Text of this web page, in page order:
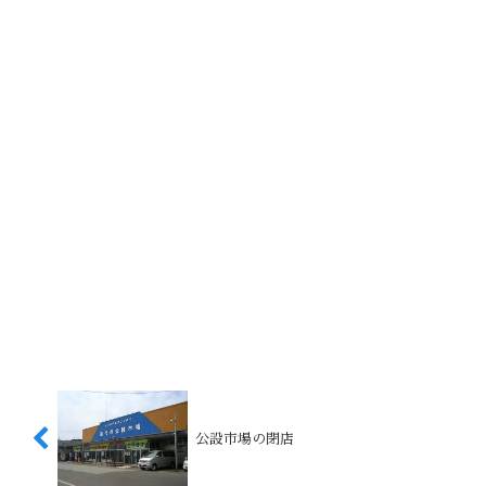
公設市場の閉店